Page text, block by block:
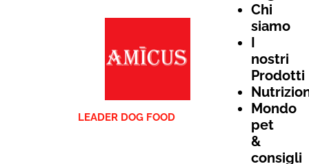
LEADER DOG FOOD
Chi
siamo
I
nostri
Prodotti
Mondo
pet
&
consigli